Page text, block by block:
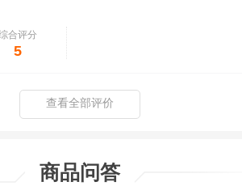
合评分
5
查看全部评价
商品问答